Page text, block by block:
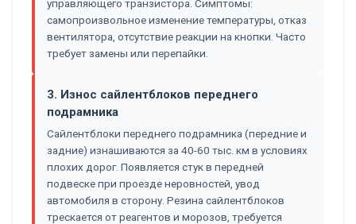
управляющего транзистора. Симптомы:
самопроизвольное изменение температуры, отказ
вентилятора, отсутствие реакции на кнопки. Часто
требует замены или перепайки.
3. Износ сайлентблоков переднего
подрамника
Сайлентблоки переднего подрамника (передние и
задние) изнашиваются за 40-60 тыс. км в условиях
плохих дорог. Появляется стук в передней
подвеске при проезде неровностей, увод
автомобиля в сторону. Резина сайлентблоков
трескается от реагентов и морозов, требуется